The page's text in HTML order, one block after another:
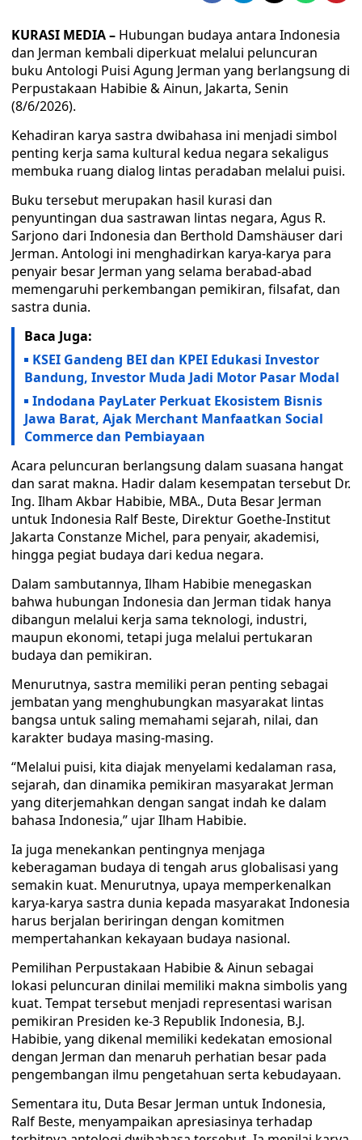
KURASI MEDIA – Hubungan budaya antara Indonesia
dan Jerman kembali diperkuat melalui peluncuran
buku Antologi Puisi Agung Jerman yang berlangsung di
Perpustakaan Habibie & Ainun, Jakarta, Senin
(8/6/2026).
Kehadiran karya sastra dwibahasa ini menjadi simbol
penting kerja sama kultural kedua negara sekaligus
membuka ruang dialog lintas peradaban melalui puisi.
Buku tersebut merupakan hasil kurasi dan
penyuntingan dua sastrawan lintas negara, Agus R.
Sarjono dari Indonesia dan Berthold Damshäuser dari
Jerman. Antologi ini menghadirkan karya-karya para
penyair besar Jerman yang selama berabad-abad
memengaruhi perkembangan pemikiran, filsafat, dan
sastra dunia.
Baca Juga:
KSEI Gandeng BEI dan KPEI Edukasi Investor
Bandung, Investor Muda Jadi Motor Pasar Modal
Indodana PayLater Perkuat Ekosistem Bisnis
Jawa Barat, Ajak Merchant Manfaatkan Social
Commerce dan Pembiayaan
Acara peluncuran berlangsung dalam suasana hangat
dan sarat makna. Hadir dalam kesempatan tersebut Dr.
Ing. Ilham Akbar Habibie, MBA., Duta Besar Jerman
untuk Indonesia Ralf Beste, Direktur Goethe-Institut
Jakarta Constanze Michel, para penyair, akademisi,
hingga pegiat budaya dari kedua negara.
Dalam sambutannya, Ilham Habibie menegaskan
bahwa hubungan Indonesia dan Jerman tidak hanya
dibangun melalui kerja sama teknologi, industri,
maupun ekonomi, tetapi juga melalui pertukaran
budaya dan pemikiran.
Menurutnya, sastra memiliki peran penting sebagai
jembatan yang menghubungkan masyarakat lintas
bangsa untuk saling memahami sejarah, nilai, dan
karakter budaya masing-masing.
“Melalui puisi, kita diajak menyelami kedalaman rasa,
sejarah, dan dinamika pemikiran masyarakat Jerman
yang diterjemahkan dengan sangat indah ke dalam
bahasa Indonesia,” ujar Ilham Habibie.
Ia juga menekankan pentingnya menjaga
keberagaman budaya di tengah arus globalisasi yang
semakin kuat. Menurutnya, upaya memperkenalkan
karya-karya sastra dunia kepada masyarakat Indonesia
harus berjalan beriringan dengan komitmen
mempertahankan kekayaan budaya nasional.
Pemilihan Perpustakaan Habibie & Ainun sebagai
lokasi peluncuran dinilai memiliki makna simbolis yang
kuat. Tempat tersebut menjadi representasi warisan
pemikiran Presiden ke-3 Republik Indonesia, B.J.
Habibie, yang dikenal memiliki kedekatan emosional
dengan Jerman dan menaruh perhatian besar pada
pengembangan ilmu pengetahuan serta kebudayaan.
Sementara itu, Duta Besar Jerman untuk Indonesia,
Ralf Beste, menyampaikan apresiasinya terhadap